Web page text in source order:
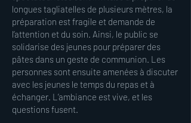
longues tagliatelles de plusieurs mètres, la
préparation est fragile et demande de
l’attention et du soin. Ainsi, le public se
solidarise des jeunes pour préparer des
pâtes dans un geste de communion. Les
personnes sont ensuite amenées à discuter
avec les jeunes le temps du repas et à
échanger. L’ambiance est vive, et les
questions fusent.